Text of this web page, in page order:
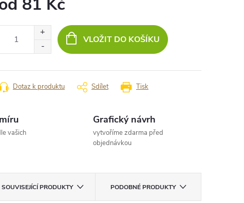
81 Kč
VLOŽIT DO KOŠÍKU
Tisk
Dotaz k produktu Sdílet
vašich
Grafický návrh
vytvoříme zdarma před
objednávkou
SOUVISEJÍCÍ PRODUKTY PODOBNÉ PRODUKTY